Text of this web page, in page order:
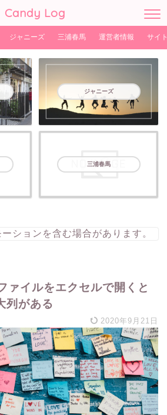
Candy Log
ジャニーズ 三浦春馬 運営者情報 サイ
ジャニーズ
三浦春馬
ションを含む場合があります。
ァイルをエクセルで開くと
列がある
2020年9月21日